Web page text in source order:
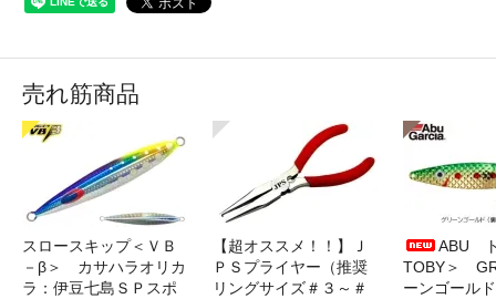
売れ筋商品
スロースキップ＜ＶＢ
－β＞ カサハラオリカ
ラ：伊豆七島ＳＰスポ
【超オススメ！！】Ｊ
ＰＳプライヤー（推奨
リングサイズ＃３～＃
ABU
TOBY＞
ーンゴールド